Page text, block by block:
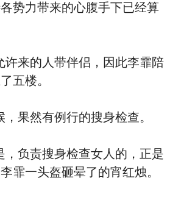
势力带来的心腹手下已经算
的人带伴侣，因此李霏陪
五楼。
然有例行的搜身检查。
责搜身检查女人的，正是
霏一头盔砸晕了的宵红烛。